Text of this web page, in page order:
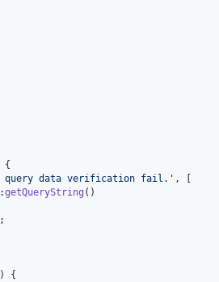
{
query data verification fail. ' , [
getQueryString ()
{